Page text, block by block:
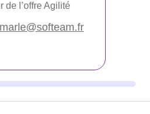
de l’offre Agilité